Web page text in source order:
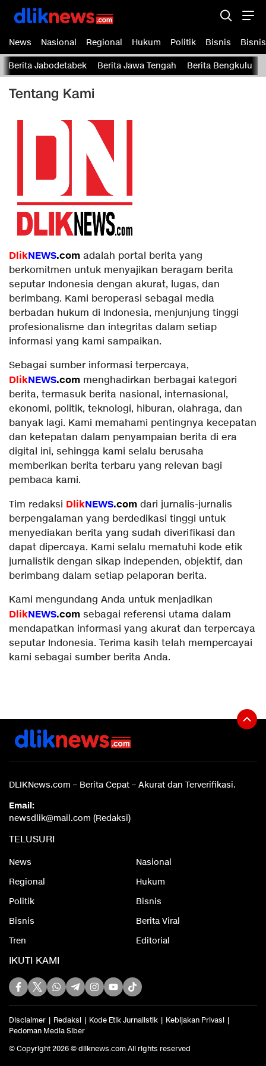
Dliknews.com
dliknews.com – Berita Cepat – Akurat dan Terverifikasi
News Nasional Regional Hukum Politik Bisnis Bisnis
Berita Jabodetabek Berita Jawa Tengah Berita Bengkulu
Tentang Kami
DlikNEWS.com adalah portal berita yang
berkomitmen untuk menyajikan beragam berita
seputar Indonesia dengan akurat, lugas, dan
berimbang. Kami beroperasi sebagai media
berbadan hukum di Indonesia, menjunjung tinggi
profesionalisme dan integritas dalam setiap
informasi yang kami sampaikan.
Sebagai sumber informasi terpercaya,
DlikNEWS.com menghadirkan berbagai kategori
berita, termasuk berita nasional, internasional,
ekonomi, politik, teknologi, hiburan, olahraga, dan
banyak lagi. Kami memahami pentingnya kecepatan
dan ketepatan dalam penyampaian berita di era
digital ini, sehingga kami selalu berusaha
memberikan berita terbaru yang relevan bagi
pembaca kami.
Tim redaksi DlikNEWS.com dari jurnalis-jurnalis
berpengalaman yang berdedikasi tinggi untuk
menyediakan berita yang sudah diverifikasi dan
dapat dipercaya. Kami selalu mematuhi kode etik
jurnalistik dengan sikap independen, objektif, dan
berimbang dalam setiap pelaporan berita.
Kami mengundang Anda untuk menjadikan
DlikNEWS.com sebagai referensi utama dalam
mendapatkan informasi yang akurat dan terpercaya
seputar Indonesia. Terima kasih telah mempercayai
kami sebagai sumber berita Anda.
DLIKNews.com – Berita Cepat – Akurat dan Terverifikasi.
Email:
newsdlik@mail.com (Redaksi)
TELUSURI
News
Nasional
Regional
Hukum
Politik
Bisnis
Bisnis
Berita Viral
Tren
Editorial
IKUTI KAMI
Disclaimer Redaksi Kode Etik Jurnalistik
Kebijakan Privasi
Pedoman Media Siber
© Copyright 2026 © dliknews.com All rights reserved